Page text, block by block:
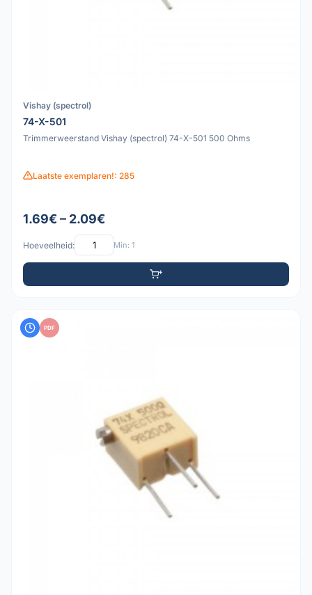
Vishay (spectrol)
74-X-501
Trimmerweerstand Vishay (spectrol) 74-X-501 500 Ohms
Laatste exemplaren!: 285
1.69€ – 2.09€
Hoeveelheid: Min: 1
PDF